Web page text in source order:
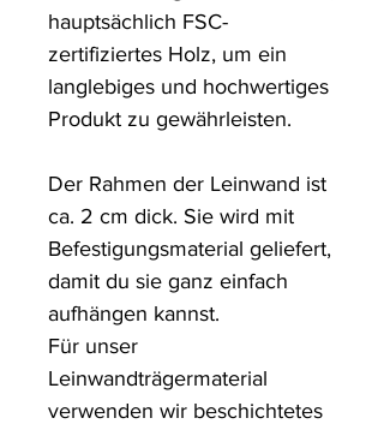
hauptsächlich FSC-
zertifiziertes Holz, um ein
langlebiges und hochwertiges
Produkt zu gewährleisten.
Der Rahmen der Leinwand ist
ca. 2 cm dick. Sie wird mit
Befestigungsmaterial geliefert,
damit du sie ganz einfach
aufhängen kannst.
Für unser
Leinwandträgermaterial
verwenden wir beschichtetes